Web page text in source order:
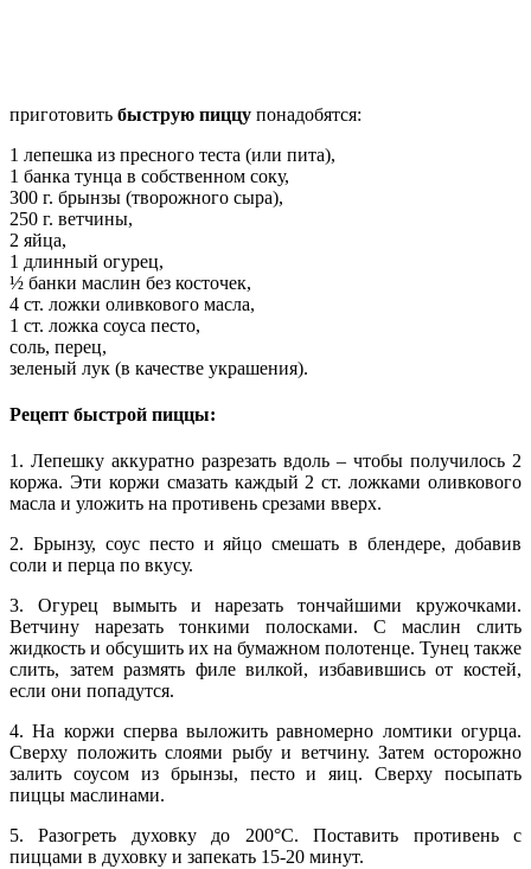
приготовить быструю пиццу понадобятся:
1 лепешка из пресного теста (или пита),
1 банка тунца в собственном соку,
300 г. брынзы (творожного сыра),
250 г. ветчины,
2 яйца,
1 длинный огурец,
½ банки маслин без косточек,
4 ст. ложки оливкового масла,
1 ст. ложка соуса песто,
соль, перец,
зеленый лук (в качестве украшения).
Рецепт быстрой пиццы:
1. Лепешку аккуратно разрезать вдоль – чтобы получилось 2
коржа. Эти коржи смазать каждый 2 ст. ложками оливкового
масла и уложить на противень срезами вверх.
2. Брынзу, соус песто и яйцо смешать в блендере, добавив
соли и перца по вкусу.
3. Огурец вымыть и нарезать тончайшими кружочками.
Ветчину нарезать тонкими полосками. С маслин слить
жидкость и обсушить их на бумажном полотенце. Тунец также
слить, затем размять филе вилкой, избавившись от костей,
если они попадутся.
4. На коржи сперва выложить равномерно ломтики огурца.
Сверху положить слоями рыбу и ветчину. Затем осторожно
залить соусом из брынзы, песто и яиц. Сверху посыпать
пиццы маслинами.
5. Разогреть духовку до 200°С. Поставить противень с
пиццами в духовку и запекать 15-20 минут.